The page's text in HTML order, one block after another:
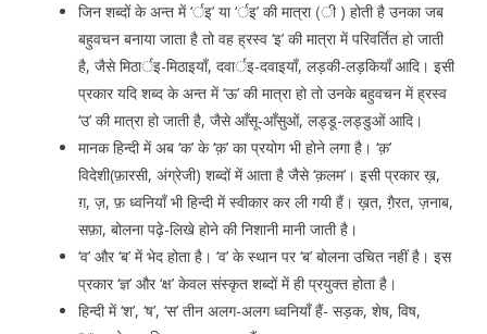
जिन शब्दों के अन्त में ‘र्इ’ या ‘र्इ’ की मात्रा (ी ) होती है उनका जब
बहुवचन बनाया जाता है तो वह ह्रस्व ‘इ’ की मात्रा में परिवर्तित हो जाती
है, जैसे मिठार्इ-मिठाइयाँ, दवार्इ-दवाइयाँ, लड़की-लड़कियाँ आदि। इसी
प्रकार यदि शब्द के अन्त में ‘ऊ’ की मात्रा हो तो उनके बहुवचन में ह्रस्व
‘उ’ की मात्रा हो जाती है, जैसे आँसू-आँसुओं, लड्डू-लड्डुओं आदि।
मानक हिन्दी में अब ‘क’ के ‘क़’ का प्रयोग भी होने लगा है। ‘क़’
विदेशी(फ़ारसी, अंग्रेजी) शब्दों में आता है जैसे ‘क़लम’। इसी प्रकार ख़,
ग़, ज़, फ़ ध्वनियाँ भी हिन्दी में स्वीकार कर ली गयी हैं। ख़त, गै़रत, ज़नाब,
सफ़ा, बोलना पढ़े-लिखे होने की निशानी मानी जाती है।
‘व’ और ‘ब’ में भेद होता है। ‘व’ के स्थान पर ‘ब’ बोलना उचित नहीं है। इस
प्रकार ‘ज्ञ’ और ‘क्ष’ केवल संस्कृत शब्दों में ही प्रयुक्त होता है।
हिन्दी में ‘श’, ‘ष’, ‘स’ तीन अलग-अलग ध्वनियाँ हैं- सड़क, शेष, विष,